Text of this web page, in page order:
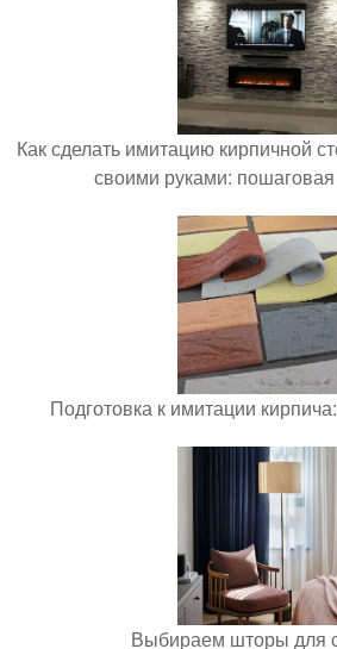
Как сделать имитацию кирпичной
своими руками: пошаговая
Подготовка к имитации
Выбираем шторы для